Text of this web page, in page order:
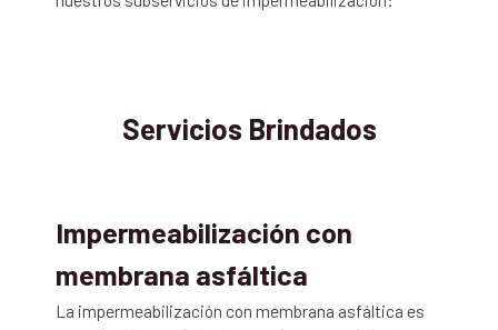
Servicios Brindados
Impermeabilización con
membrana asfáltica
La impermeabilización con membrana asfáltica es